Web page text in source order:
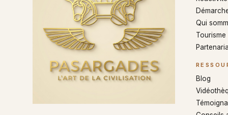
Qui
Tourisme
Blog